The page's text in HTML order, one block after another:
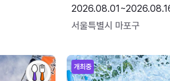
서울특별시 마포구
개최중